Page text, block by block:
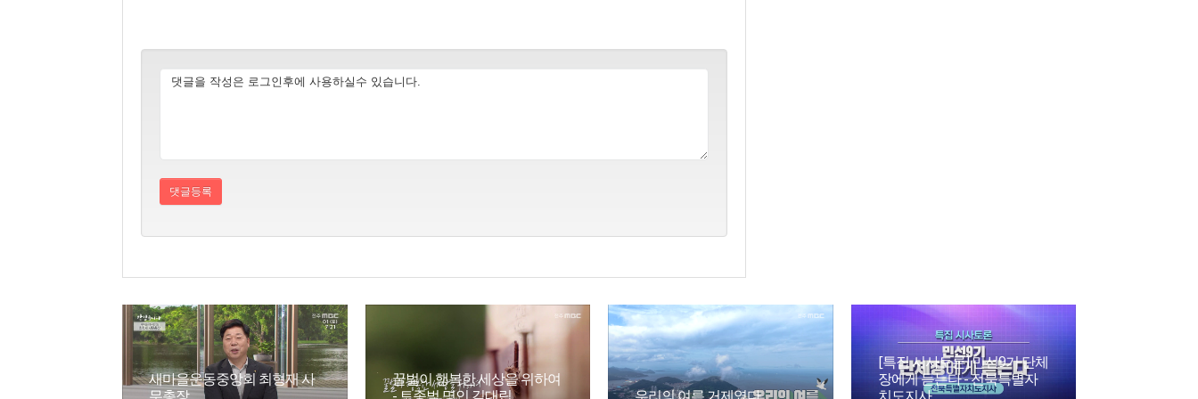
새마을운동중앙회 최형재 사
꿀벌이 행복한 세상을 위하여
[특집 시사토론] 민선9기 단체
장에게 듣는다 - 전북특별자